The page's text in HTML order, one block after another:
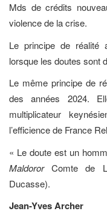
Mds de crédits
violence de la crise.
Le principe de réalité
lorsque les doutes sont
Le même principe de
des années 2024.
multiplicateur
l’efficience de France
« Le doute est un
MaldororComte de
Ducasse).
Jean-Yves Archer